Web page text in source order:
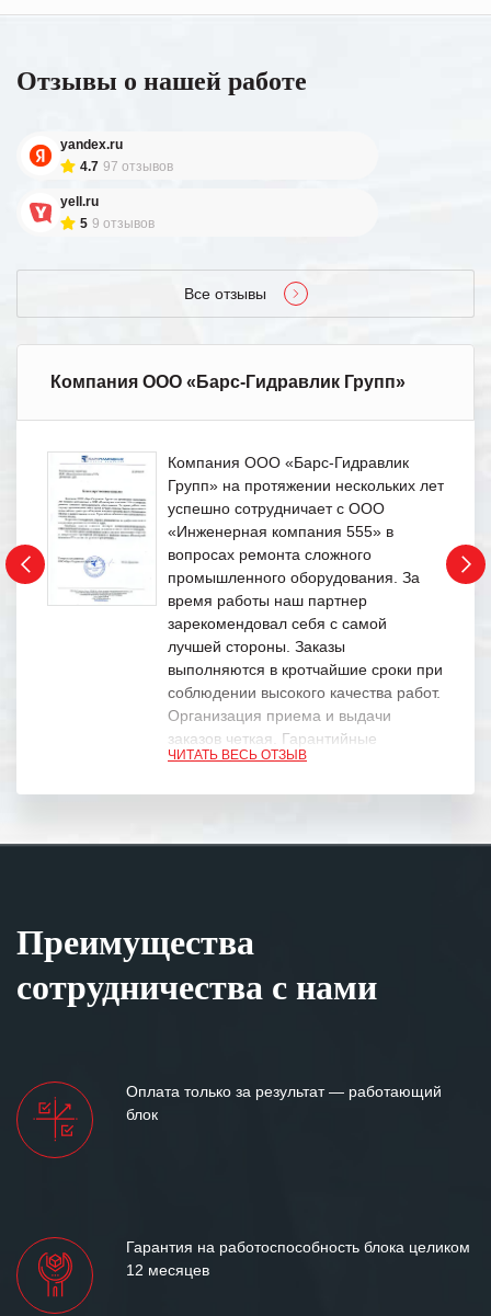
Отзывы о нашей работе
yandex.ru
4.7 97 отзывов
yell.ru
5 9 отзывов
Все отзывы
Компания ООО «Барс-Гидравлик Групп»
Компания ООО «Барс-Гидравлик
Групп» на протяжении нескольких лет
успешно сотрудничает с ООО
«Инженерная компания 555» в
вопросах ремонта сложного
промышленного оборудования. За
время работы наш партнер
зарекомендовал себя с самой
лучшей стороны. Заказы
выполняются в кротчайшие сроки при
соблюдении высокого качества работ.
Организация приема и выдачи
заказов четкая. Гарантийные
обязательства выполняются в
Особенно хочется отметить высокую
клиентоориентированность
персонала Вашей компании,
между нашими компаниями открытые
ЧИТАТЬ ВЕСЬ ОТЗЫВ
Преимущества
сотрудничества с нами
Оплата только за результат — работающий
блок
Гарантия на работоспособность блока целиком
12 месяцев